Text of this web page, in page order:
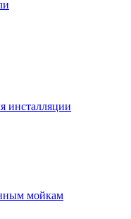
инсталляции
мойкам